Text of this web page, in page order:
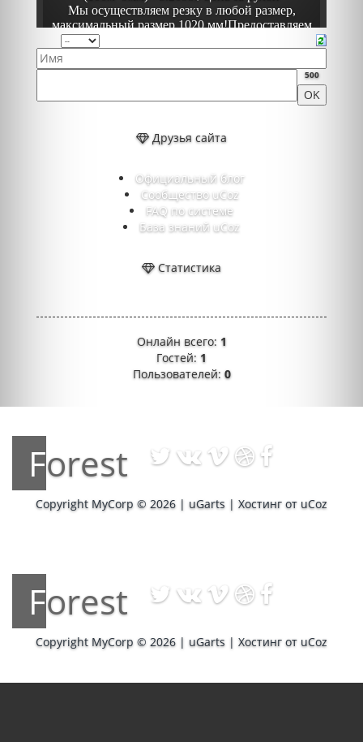
500
Друзья сайта
Официальный блог
Сообщество uCoz
FAQ по системе
База знаний uCoz
Статистика
Онлайн всего: 1
Гостей: 1
Пользователей:0
Forest
Copyright MyCorp © 2026 | uGarts | Хостинг от uCoz
Forest
Copyright MyCorp © 2026 | uGarts | Хостинг от uCoz